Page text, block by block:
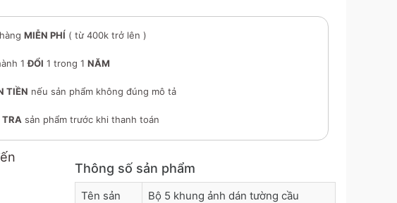
MIỄN PHÍ ( từ 400k trở lên )
1ĐỔI 1 trong 1 NĂM
TIỀN nếu sản phẩm không đúng mô tả
TRA sản phẩm trước khi thanh toán
Thông số sản phẩm
Tên sản
Bộ 5 khung ảnh dán tường cầu